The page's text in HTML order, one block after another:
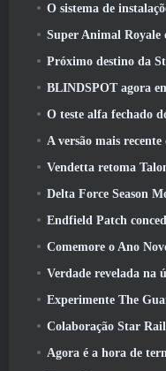
O sistema de instalações
Super Animal Royale comemora o
Próximo destino da
BLINDSPOT agora
O teste alfa fechado
A versão mais recente de Wuthering Waves
Vendetta retoma Talon na primeira história
Delta Force Season Morphosis traz
Endfield Patch concederá a cada
Comemore o Ano Novo Luna com o
Verdade revelada na
Experimente The Guardian’s Glade
Colaboração Star
Agora é a hora de terminar os desafios